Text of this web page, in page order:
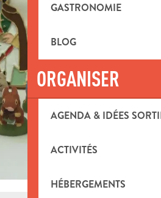
GASTRONOMIE
BLOG
ORGANISER
AGENDA & IDÉES
ACTIVITÉS
HÉBERGEMENTS